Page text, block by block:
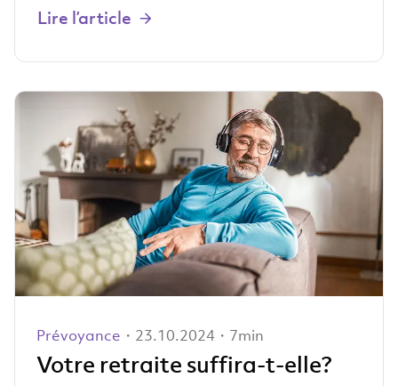
Lire l’article
Prévoyance ・23.10.2024・7min
Votre retraite suffira-t-elle?